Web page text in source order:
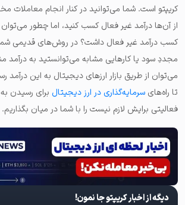
کریپتو است. شما می‌توانید در کنار انجام معاملات
از آن‌ها درآمد غیر فعال کسب کنید، اما چطور می‌توان
کسب درآمد غیر فعال داشت؟ در روش‌های قدیمی شما
مجددِ سود یا کارهایی مشابه می‌توانستید به درآمد
می‌توان از طریق بازار ارزهای دیجیتال به این درآمد
تا راه‌های سرمایه‌گذاری در ارز دیجیتال برای رسیدن
فعالیتی برایش لازم نیست را با شما در میان بگذاریم.
دیگه از اخبار کریپتو جا نمون!